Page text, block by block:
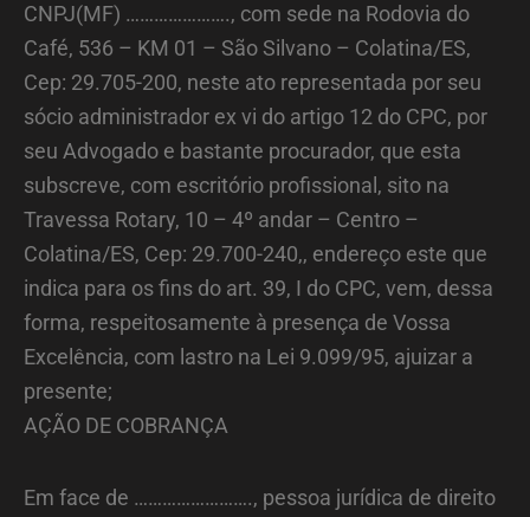
CNPJ(MF) …………………., com sede na Rodovia do
Café, 536 – KM 01 – São Silvano – Colatina/ES,
Cep: 29.705-200, neste ato representada por seu
sócio administrador ex vi do artigo 12 do CPC, por
seu Advogado e bastante procurador, que esta
subscreve, com escritório profissional, sito na
Travessa Rotary, 10 – 4º andar – Centro –
Colatina/ES, Cep: 29.700-240,, endereço este que
indica para os fins do art. 39, I do CPC, vem, dessa
forma, respeitosamente à presença de Vossa
Excelência, com lastro na Lei 9.099/95, ajuizar a
presente;
AÇÃO DE COBRANÇA
Em face de ……………………., pessoa jurídica de direito